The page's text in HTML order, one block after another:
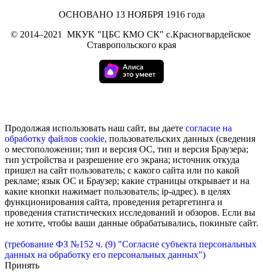
ОСНОВАНО 13 НОЯБРЯ 1916 года
© 2014–2021
МКУK "ЦБС КМО СК" с.Красногвардейское
Ставропольского края
Продолжая использовать наш сайт, вы даете согласие на
обработку файлов cookie, пользовательских данных (сведения
о местоположении; тип и версия ОС, тип и версия Браузера;
тип устройства и разрешение его экрана; источник откуда
пришел на сайт пользователь; с какого сайта или по какой
рекламе; язык ОС и Браузер; какие страницы открывает и на
какие кнопки нажимает пользователь; ip-адрес). в целях
функционирования сайта, проведения ретаргетинга и
проведения статистических исследований и обзоров. Если вы
не хотите, чтобы ваши данные обрабатывались, покиньте сайт.
(требование ФЗ №152 ч. (9) "Согласие субъекта персональных
данных на обработку его персональных данных")
Принять